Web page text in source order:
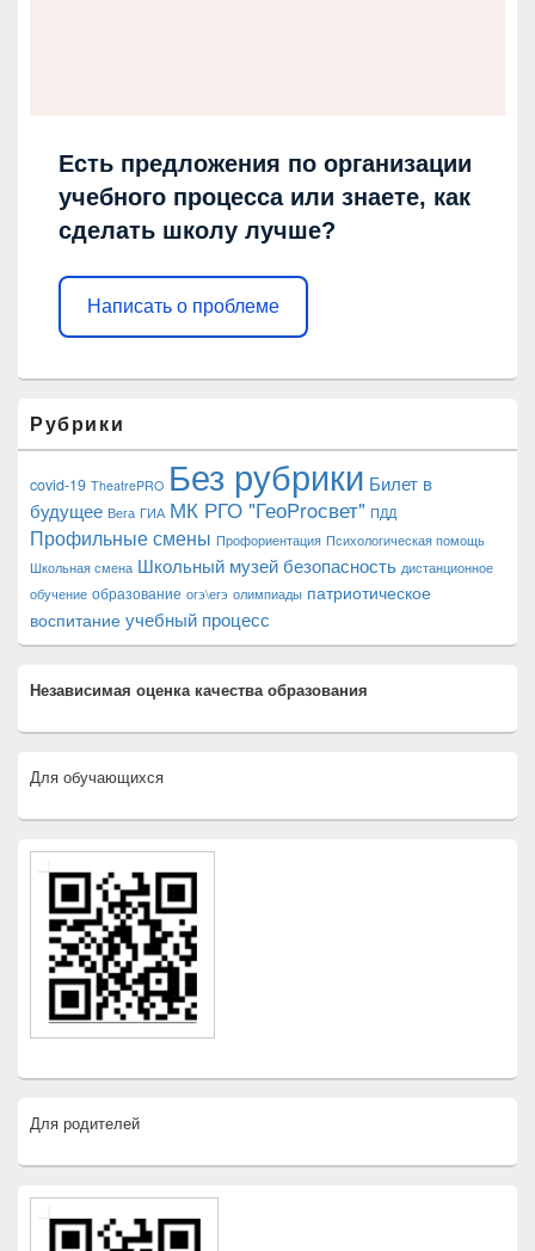
Есть предложения по организации
учебного процесса или знаете, как
сделать школу лучше?
Написать о проблеме
Рубрики
covid-19 TheatrePRO Без рубрики Билет в
будущее Вега ГИА МК РГО "ГеоProсвет" ПДД
Профильные смены Профориентация Психологическая помощь
Школьная смена Школьный музей безопасность дистанционное
обучение образование огэ\егэ олимпиады патриотическое
воспитание учебный процесс
Независимая оценка качества образования
Для обучающихся
Для родителей